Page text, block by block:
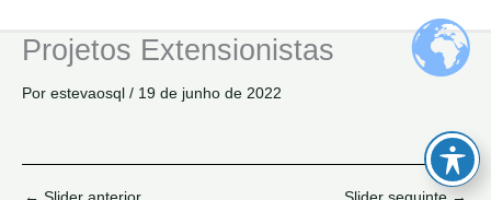
Projetos Extensionistas
Por estevaosql / 19 de junho de 2022